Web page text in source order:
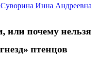
Суворина Инна Андреевна
или почему нельзя
птенцов